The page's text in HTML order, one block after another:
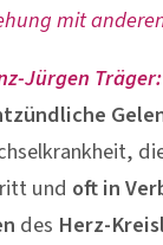
mit
Jürgen Träger:
und oft in
des Herz-